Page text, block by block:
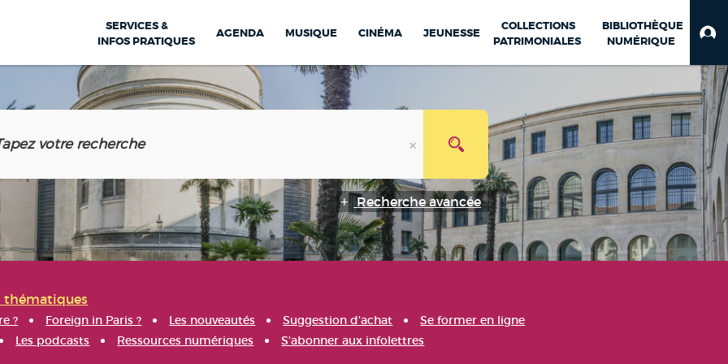
SERVICES &
INFOS PRATIQUES
AGENDA MUSIQUE CINÉMA JEUNESSE
COLLECTIONS
PATRIMONIALES
BIBLIOTHÈQUE
NUMÉRIQUE
Recherche avancée
thématiques
? Foreign in Paris ? Les nouveautés Suggestion d'achat
Se former en ligne
Les podcasts Ressources numériques S'abonner aux infolettres